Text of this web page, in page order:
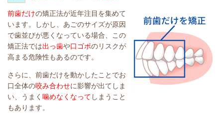
前歯だけの矯正法が近年注目を集めて
います。しかし、あごのサイズが原因
で歯並びが悪くなっている場合、この
矯正法では出っ歯や口ゴボのリスクが
高まる危険性もあるのです。
さらに、前歯だけを動かしたことでお
口全体の咬み合わせに影響が出てしま
い、うまく 噛めなくなって しまうこと
もあります。